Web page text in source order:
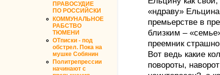
ПРАВОСУДИЕ
ПО РОССИЙСКИ
КОММУНАЛЬНОЕ
РАБСТВО
ТЮМЕНИ
ОТписки - под
обстрел. Пока на
мушке Собянин
Политрепрессии
начинают с
«ндраву»
премьерстве в
близким –
преемник
Вот ведь какие
повороты,